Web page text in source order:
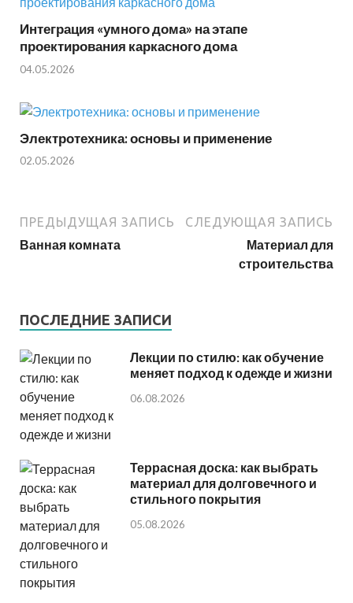
Интеграция «умного дома» на этапе
проектирования каркасного дома
04.05.2026
Электротехника: основы и применение
02.05.2026
ПРЕДЫДУЩАЯ ЗАПИСЬ
Ванная комната
СЛЕДУЮЩАЯ ЗАПИСЬ
Материал для
строительства
ПОСЛЕДНИЕ ЗАПИСИ
Лекции по стилю: как обучение
меняет подход к одежде и жизни
06.08.2026
Террасная доска: как выбрать
материал для долговечного и
стильного покрытия
05.08.2026